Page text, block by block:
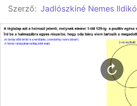
Bejelentkezés
Szerző: Jadlószkiné Nemes Ildikó